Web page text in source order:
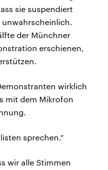
sie suspendiert
unwahrscheinlich.
der Münchner
erschienen,
wirklich
mit dem Mikrofon
sprechen.“
wir alle Stimmen